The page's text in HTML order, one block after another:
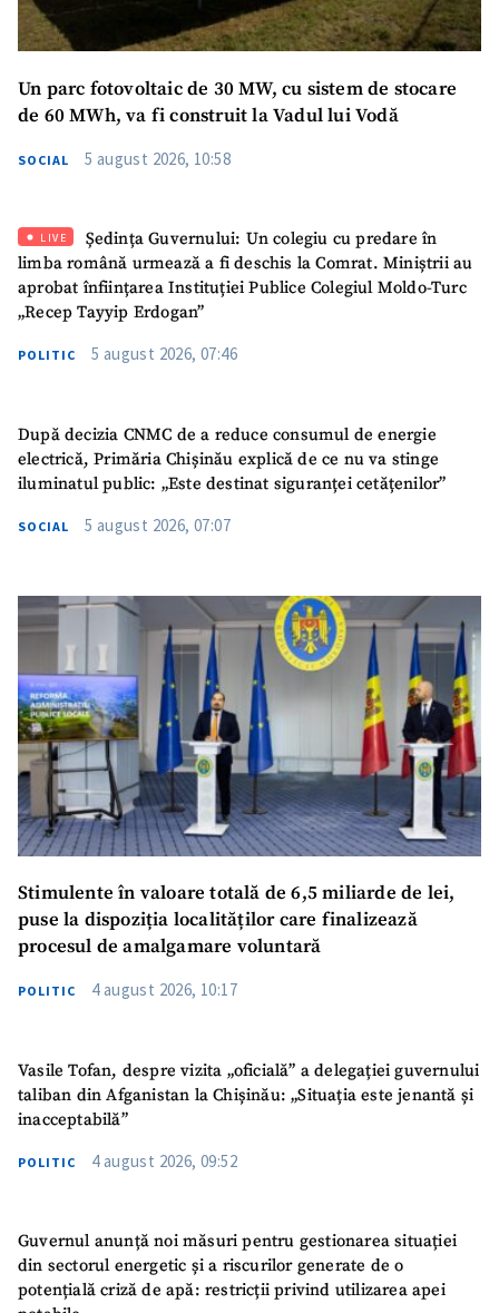
SUSȚINE
Un parc fotovoltaic de 30 MW, cu sistem de stocare
de 60 MWh, va fi construit la Vadul lui Vodă
SOCIAL 5 august 2026, 10:58
LIVE
Ședința Guvernului: Un colegiu cu predare în
limba română urmează a fi deschis la Comrat. Miniștrii au
aprobat înființarea Instituției Publice Colegiul Moldo-Turc
„Recep Tayyip Erdogan”
POLITIC 5 august 2026, 07:46
După decizia CNMC de a reduce consumul de energie
electrică, Primăria Chișinău explică de ce nu va stinge
iluminatul public: „Este destinat siguranței cetățenilor”
SOCIAL 5 august 2026, 07:07
Stimulente în valoare totală de 6,5 miliarde de lei,
puse la dispoziția localităților care finalizează
procesul de amalgamare voluntară
POLITIC 4 august 2026, 10:17
Vasile Tofan, despre vizita „oficială” a delegației guvernului
taliban din Afganistan la Chișinău: „Situația este jenantă și
inacceptabilă”
POLITIC 4 august 2026, 09:52
Guvernul anunță noi măsuri pentru gestionarea situației
din sectorul energetic și a riscurilor generate de o
potențială criză de apă: restricții privind utilizarea apei
Mesajul știrei
+ Mesajul știrei
CONTACT SURSĂ
Sursă anonimă
Email+ Emailul meu
confidențialitate.
TRIMITE ȘTIREA